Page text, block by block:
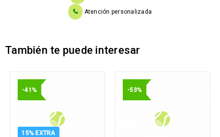
Atención personalizada
También te puede interesar
-41%
15% EXTRA
-53%